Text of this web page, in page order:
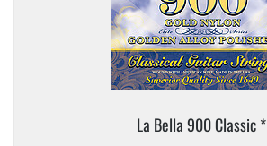
La Bella 900 Classic *